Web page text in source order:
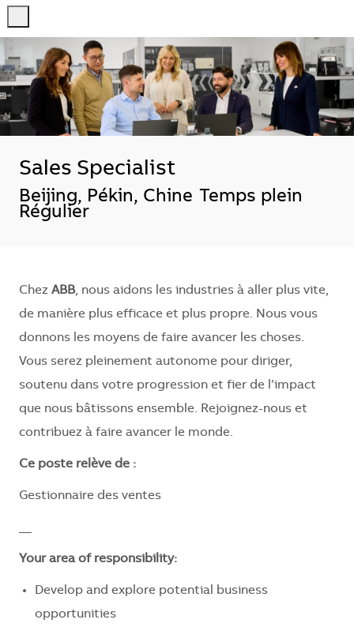
Sales Specialist
Emplacement
Beijing, Pékin, Chine Temps plein
Régulier
Chez ABB, nous aidons les industries à aller plus vite,
de manière plus efficace et plus propre. Nous vous
donnons les moyens de faire avancer les choses.
Vous serez pleinement autonome pour diriger,
soutenu dans votre progression et fier de l’impact
que nous bâtissons ensemble. Rejoignez-nous et
contribuez à faire avancer le monde.
Ce poste relève de :
Gestionnaire des ventes
Your area of responsibility:
Develop and explore potential business
opportunities